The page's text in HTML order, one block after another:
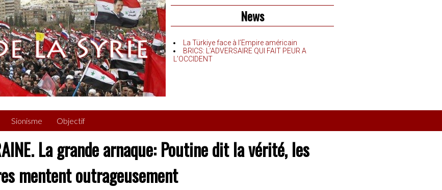
News
La Türkiye face à l’Empire américain
BRICS: L’ADVERSAIRE QUI FAIT PEUR A
L’OCCIDENT
Sionisme Objectif
La grande arnaque: Poutine dit la vérité, les
mentent outrageusement